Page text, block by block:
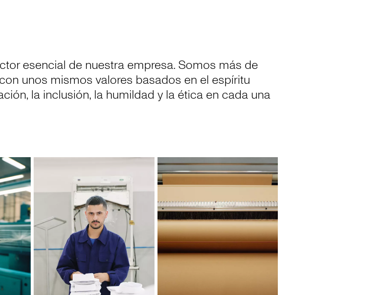
esencial de nuestra empresa. Somos más de
unos mismos valores basados en el espíritu
la inclusión, la humildad y la ética en cada una